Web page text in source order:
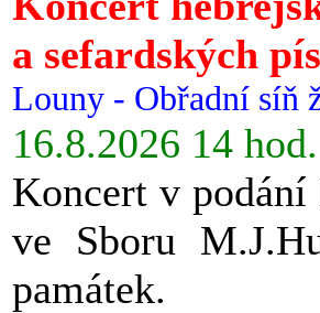
a sefardských
Louny - Obřadní síň
16.8.2026 14 hod.
Koncert v
ve Sboru
památek.